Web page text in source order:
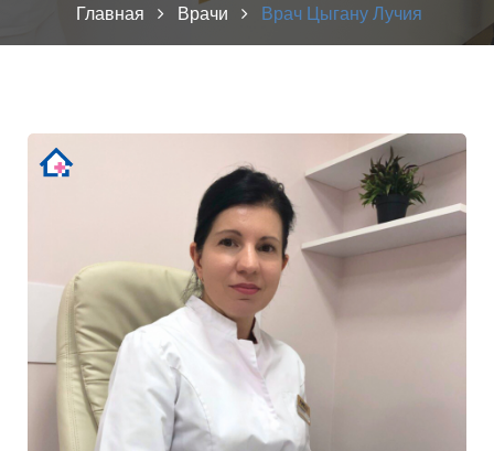
Главная Врачи Врач Цыгану Лучия